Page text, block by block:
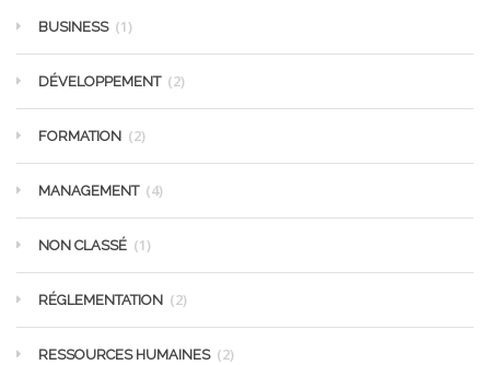
BUSINESS (1)
DÉVELOPPEMENT (2)
FORMATION (2)
MANAGEMENT (4)
NON CLASSÉ (1)
RÉGLEMENTATION (2)
RESSOURCES HUMAINES (2)